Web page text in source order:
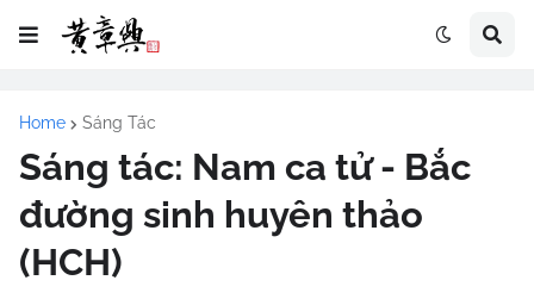
Home Sáng Tác
Sáng tác: Nam ca tử - Bắc
đường sinh huyên thảo
(HCH)